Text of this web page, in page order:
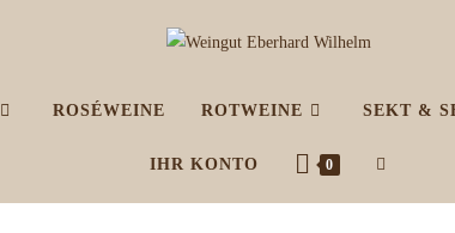
ROSÉWEINE ROTWEINE SEKT &
IHR KONTO 0 WEBSITE-